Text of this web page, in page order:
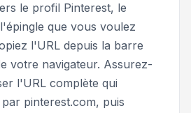
le profil Pinterest, le
que vous voulez
l'URL depuis la barre
votre navigateur. Assurez-
l'URL complète qui
pinterest.com, puis